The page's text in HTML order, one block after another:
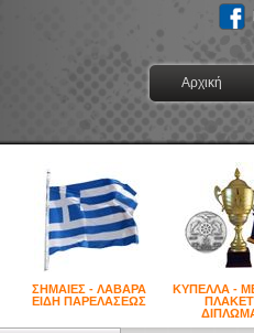
Αρχική
ΣΗΜΑΙΕΣ - ΛΑΒΑΡΑ
ΕΙΔΗ ΠΑΡΕΛΑΣΕΩΣ
ΚΥΠΕΛΛΑ -